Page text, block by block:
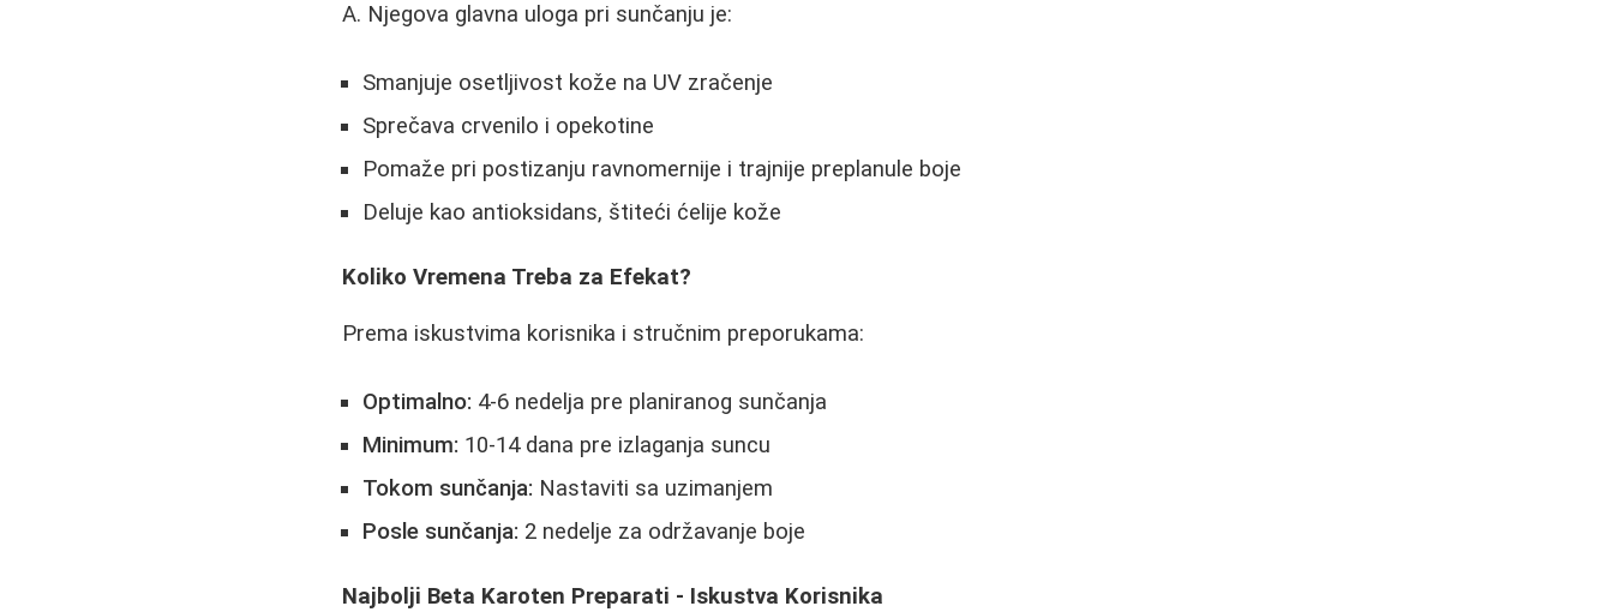
A. Njegova glavna uloga pri sunčanju je:
Smanjuje osetljivost kože na UV zračenje
Sprečava crvenilo i opekotine
Pomaže pri postizanju ravnomernije i trajnije preplanule boje
Deluje kao antioksidans, štiteći ćelije kože
Koliko Vremena Treba za Efekat?
Prema iskustvima korisnika i stručnim preporukama:
Optimalno: 4-6 nedelja pre planiranog sunčanja
Minimum: 10-14 dana pre izlaganja suncu
Tokom sunčanja: Nastaviti sa uzimanjem
Posle sunčanja: 2 nedelje za održavanje boje
Najbolji Beta Karoten Preparati - Iskustva Korisnika